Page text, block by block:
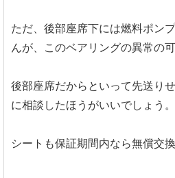
ただ、後部座席下には燃料ポン
んが、このベアリングの異常の
後部座席だからといって先送り
に相談したほうがいいでしょう。
シートも保証期間内なら無償交